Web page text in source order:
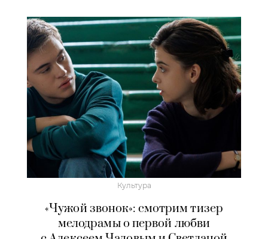
Культура
«Чужой звонок»: смотрим тизер
мелодрамы о первой любви